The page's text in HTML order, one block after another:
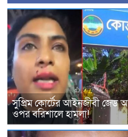
সুপ্রিম কোর্টের আইনজীবী জেড
ওপর বরিশালে হামলা!